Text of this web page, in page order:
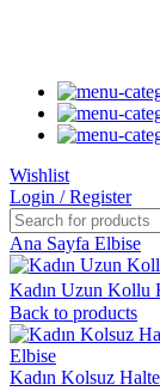
Wishlist
Login / Register
Ana Sayfa Elbise
Kadın Uzun Kollu
Back to products
Kadın Kolsuz